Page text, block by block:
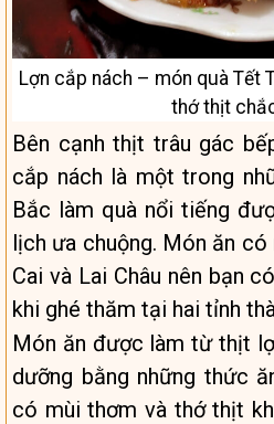
Lợn cắp nách – món quà Tết
thớ thịt
Bên cạnh thịt trâu gác
cắp nách là một trong
Bắc làm quà nổi tiếng
lịch ưa chuộng. Món ăn
Cai và Lai Châu nên bạn
khi ghé thăm tại hai tỉnh
Món ăn được làm từ thịt
dưỡng bằng những thức
có mùi thơm và thớ thịt